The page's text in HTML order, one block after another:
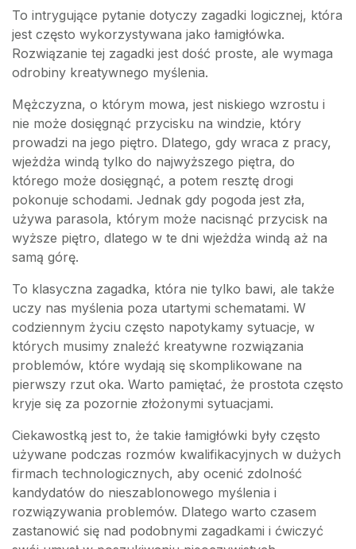
To intrygujące pytanie dotyczy zagadki logicznej, która
jest często wykorzystywana jako łamigłówka.
Rozwiązanie tej zagadki jest dość proste, ale wymaga
odrobiny kreatywnego myślenia.
Mężczyzna, o którym mowa, jest niskiego wzrostu i
nie może dosięgnąć przycisku na windzie, który
prowadzi na jego piętro. Dlatego, gdy wraca z pracy,
wjeżdża windą tylko do najwyższego piętra, do
którego może dosięgnąć, a potem resztę drogi
pokonuje schodami. Jednak gdy pogoda jest zła,
używa parasola, którym może nacisnąć przycisk na
wyższe piętro, dlatego w te dni wjeżdża windą aż na
samą górę.
To klasyczna zagadka, która nie tylko bawi, ale także
uczy nas myślenia poza utartymi schematami. W
codziennym życiu często napotykamy sytuacje, w
których musimy znaleźć kreatywne rozwiązania
problemów, które wydają się skomplikowane na
pierwszy rzut oka. Warto pamiętać, że prostota często
kryje się za pozornie złożonymi sytuacjami.
Ciekawostką jest to, że takie łamigłówki były często
używane podczas rozmów kwalifikacyjnych w dużych
firmach technologicznych, aby ocenić zdolność
kandydatów do nieszablonowego myślenia i
rozwiązywania problemów. Dlatego warto czasem
zastanowić się nad podobnymi zagadkami i ćwiczyć